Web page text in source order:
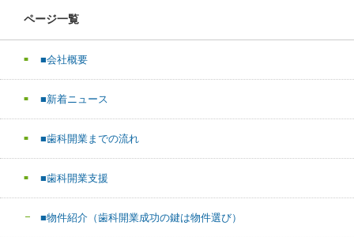
ページ一覧
■会社概要
■新着ニュース
■歯科開業までの流れ
■歯科開業支援
■物件紹介（歯科開業成功の鍵は物件選び）